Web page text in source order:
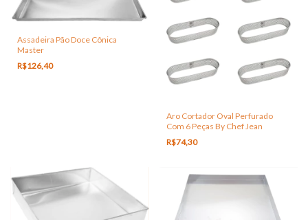
Assadeira Pão Doce Cônica
Master
R$126,40
Aro Cortador Oval Perfurado
Com 6 Peças By Chef Jean
R$74,30